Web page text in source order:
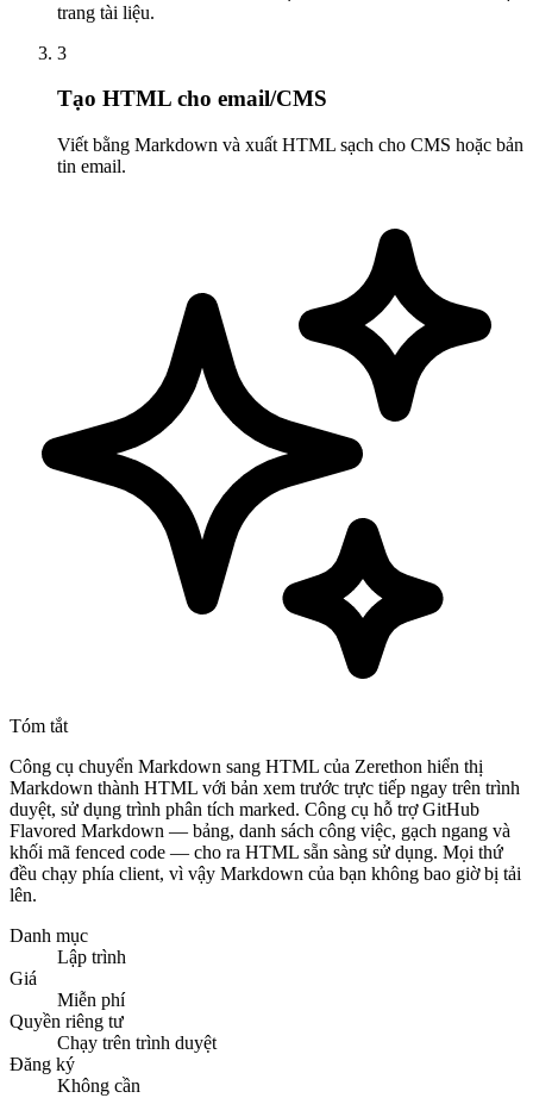
trang tài liệu.
3
Tạo HTML cho email/CMS
Viết bằng Markdown và xuất HTML sạch cho CMS hoặc bản
tin email.
Tóm tắt
Công cụ chuyển Markdown sang HTML của Zerethon hiển thị
Markdown thành HTML với bản xem trước trực tiếp ngay trên trình
duyệt, sử dụng trình phân tích marked. Công cụ hỗ trợ GitHub
Flavored Markdown — bảng, danh sách công việc, gạch ngang và
khối mã fenced code — cho ra HTML sẵn sàng sử dụng. Mọi thứ
đều chạy phía client, vì vậy Markdown của bạn không bao giờ bị tải
lên.
Danh mục
Lập trình
Giá
Miễn phí
Quyền riêng tư
Chạy trên trình duyệt
Đăng ký
Không cần